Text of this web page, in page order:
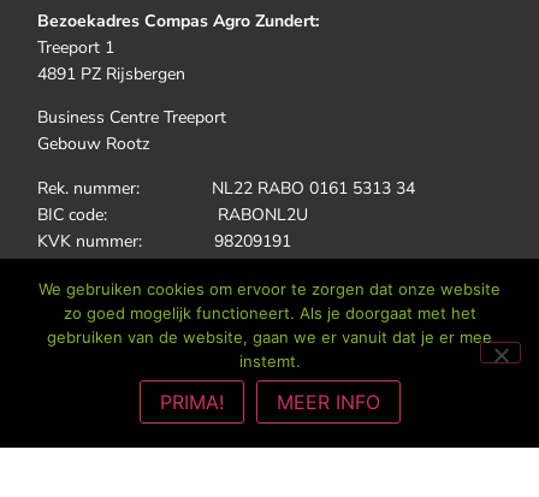
Bezoekadres Compas Agro Zundert:
Treeport 1
4891 PZ Rijsbergen
Business Centre Treeport
Gebouw Rootz
Rek. nummer: NL22 RABO 0161 5313 34
BIC code: RABONL2U
KVK nummer: 98209191
BTW nummer: NL868400038B01
info@compas-agro.nl
Daan Jonkers / 06-82084598
We gebruiken cookies om ervoor te zorgen dat onze website
zo goed mogelijk functioneert. Als je doorgaat met het
gebruiken van de website, gaan we er vanuit dat je er mee
instemt.
PRIMA! MEER INFO